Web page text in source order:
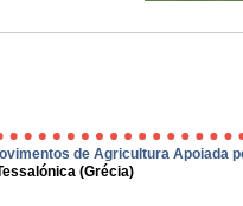
de Agricultura Apoiada
(Grécia)